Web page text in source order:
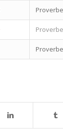
Proverbe
Proverbe
Proverbe